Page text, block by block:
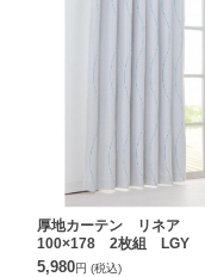
厚地カーテン リネア
100×178 2枚組 LGY
5,980円 (税込)